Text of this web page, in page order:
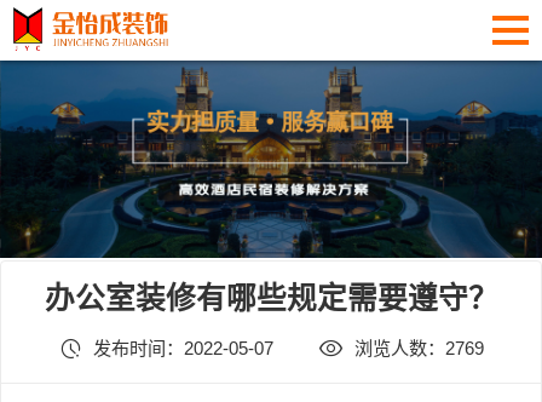
办公室装修有哪些规定需要遵守？
发布时间：2022-05-07 浏览人数：2769